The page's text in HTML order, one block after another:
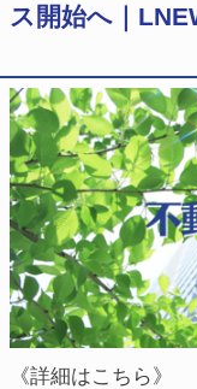
ス開始へ｜
《詳細はこちら》